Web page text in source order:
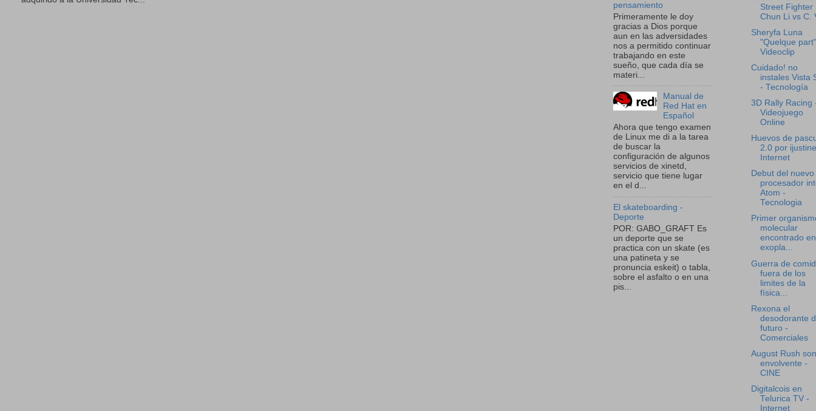
pensamiento
Primeramente le doy
gracias a Dios porque
aun en las adversidades
nos a permitido continuar
trabajando en este
sueño, que cada día se
materi...
Manual de
Red Hat en
Español
Ahora que tengo examen
de Linux me di a la tarea
de buscar la
configuración de algunos
servicios de xinetd,
servicio que tiene lugar
en el d...
El skateboarding -
Deporte
POR: GABO_GRAFT Es
un deporte que se
practica con un skate (es
una patineta y se
pronuncia eskeit) o tabla,
sobre el asfalto o en una
pis...
Street Fighter
Chun Li vs C.
Sheryfa Luna
"Quelque
Videoclip
Cuidado! no
instales Vista
- Tecnología
3D Rally Racing
Videojuego
Online
Huevos de
2.0 por
Internet
Debut del nuevo
procesador
Atom -
Tecnologia
Primer
molecular
encontrado
exopla...
Guerra de
fuera de los
limites de la
física...
Rexona el
desodorante
futuro -
Comerciales
August Rush
envolvente -
CINE
Digitalcois en
Telurica TV -
Internet